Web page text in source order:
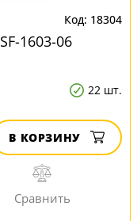
18304
1603-06
22 шт.
В КОРЗИНУ